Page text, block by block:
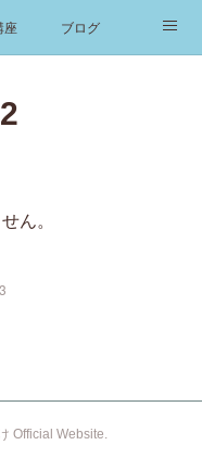
座 ブログ
ん。
3
Official Website.